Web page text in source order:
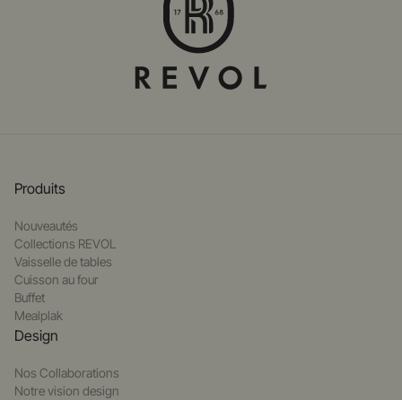
Produits
Nouveautés
Collections REVOL
Vaisselle de tables
Cuisson au four
Buffet
Mealplak
Design
Nos Collaborations
Notre vision design